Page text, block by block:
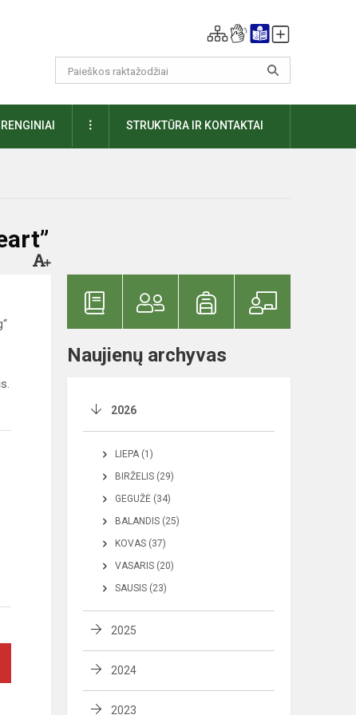
RENGINIAI DAUGIAUSTRUKTŪRA IR KONTAKTAI
Naujienų archyvas
2026
LIEPA (1)
BIRŽELIS (29)
GEGUŽĖ (34)
BALANDIS (25)
KOVAS (37)
VASARIS (20)
SAUSIS (23)
2025
2024
2023